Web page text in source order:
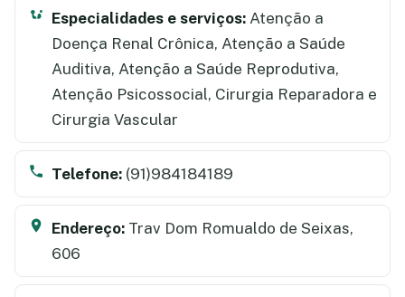
Especialidades e serviços: Atenção a
Doença Renal Crônica, Atenção a Saúde
Auditiva, Atenção a Saúde Reprodutiva,
Atenção Psicossocial, Cirurgia Reparadora e
Cirurgia Vascular
Telefone: (91)984184189
Endereço: Trav Dom Romualdo de Seixas,
606